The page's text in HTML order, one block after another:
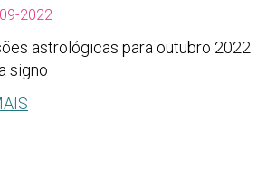
2022
astrológicas para outubro 2022
signo